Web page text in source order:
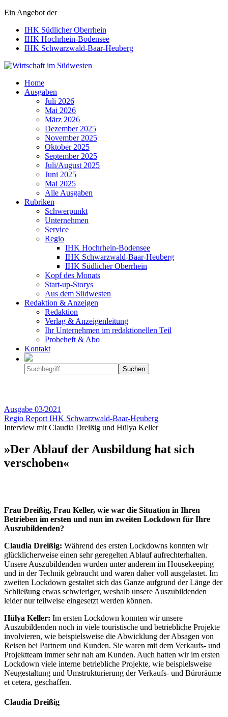
Ein Angebot der
IHK Südlicher Oberrhein
IHK Hochrhein-Bodensee
IHK Schwarzwald-Baar-Heuberg
Wirtschaft im Südwesten
Home
Ausgaben
Juli 2026
Mai 2026
März 2026
Dezember 2025
November 2025
Oktober 2025
September 2025
Juli/August 2025
Juni 2025
Mai 2025
Alle Ausgaben
Rubriken
Schwerpunkt
Unternehmen
Service
Regio
IHK Hochrhein-Bodensee
IHK Schwarzwald-Baar-Heuberg
IHK Südlicher Oberrhein
Kopf des Monats
Start-up-Storys
Aus dem Südwesten
Redaktion & Anzeigen
Redaktion
Verlag & Anzeigenleitung
Ihr Unternehmen im redaktionellen Teil
Probeheft & Abo
Kontakt
Ausgabe 03/2021
Regio Report IHK Schwarzwald-Baar-Heuberg
Interview mit Claudia Dreißig und Hülya Keller
»Der Ablauf der Ausbildung hat sich
verschoben«
Frau Dreißig, Frau Keller, wie war die Situation in Ihren
Betrieben im ersten und nun im zweiten Lockdown für Ihre
Auszubildenden?
Claudia Dreißig: Während des ersten Lockdowns konnten wir
glücklicherweise einen sehr geregelten Ablauf aufrechterhalten.
Unsere Auszubildenden wurden unter anderem im Housekeeping
und in der Technik gebraucht und waren daher voll ausgelastet. Im
zweiten Lockdown gestaltet sich das Ganze aufgrund der Länge der
Schließung etwas schwieriger, weshalb unsere Auszubildenden
leider nur teilweise eingesetzt werden können.
Hülya Keller: Im ersten Lockdown konnten wir unsere
Auszubildenden noch in viele touristische und betriebliche Projekte
involvieren, wie beispielsweise die Abwicklung der Absagen von
Reisen bei Partnern und Kunden. Sie waren mit dem Verkaufs- und
Projektteam immer sehr nah am Kunden. Auch hatten wir im ersten
Lockdown viele interne betriebliche Projekte, wie beispielsweise
Neugestaltung und Umstrukturierung der Verkaufs- und Büroräume
et cetera, geschaffen.
Claudia Dreißig